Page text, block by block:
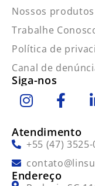
Nossos produtos
Trabalhe
Política de
Canal de
Siga-nos
Atendimento
+55 (47)
Endereço